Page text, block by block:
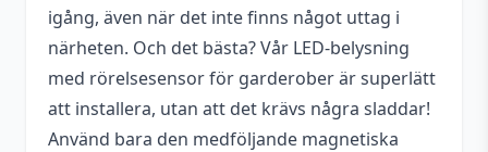
igång, även när det inte finns något uttag i
närheten. Och det bästa? Vår LED-belysning
med rörelsesensor för garderober är superlätt
att installera, utan att det krävs några sladdar!
Använd bara den medföljande magnetiska